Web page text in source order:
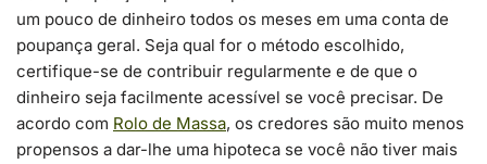
um pouco de dinheiro todos os meses em uma conta de
poupança geral. Seja qual for o método escolhido,
certifique-se de contribuir regularmente e de que o
dinheiro seja facilmente acessível se você precisar. De
acordo com Rolo de Massa, os credores são muito menos
propensos a dar-lhe uma hipoteca se você não tiver mais